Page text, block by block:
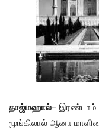
தாஜ்மஹால்– இரண்டாம்
மூங்கிலால் ஆனா